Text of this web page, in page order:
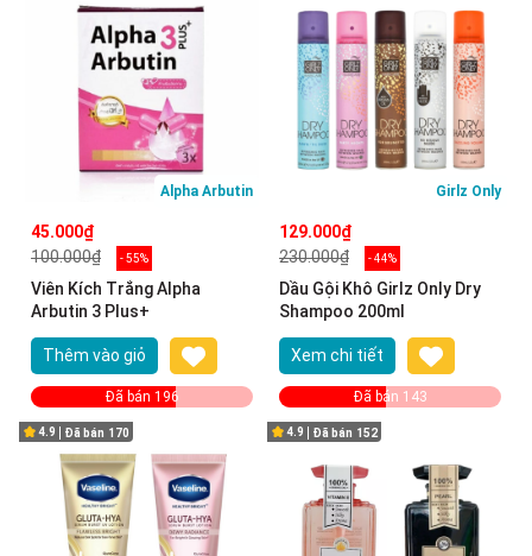
Alpha Arbutin
45.000₫
100.000₫
- 55%
Viên Kích Trắng Alpha
Arbutin 3 Plus+
Thêm vào giỏ
Đã bán 196
Girlz Only
129.000₫
230.000₫
- 44%
Dầu Gội Khô Girlz Only Dry
Shampoo 200ml
Xem chi tiết
Đã bán 143
4.9 Đã bán 170 4.9 Đã bán 152